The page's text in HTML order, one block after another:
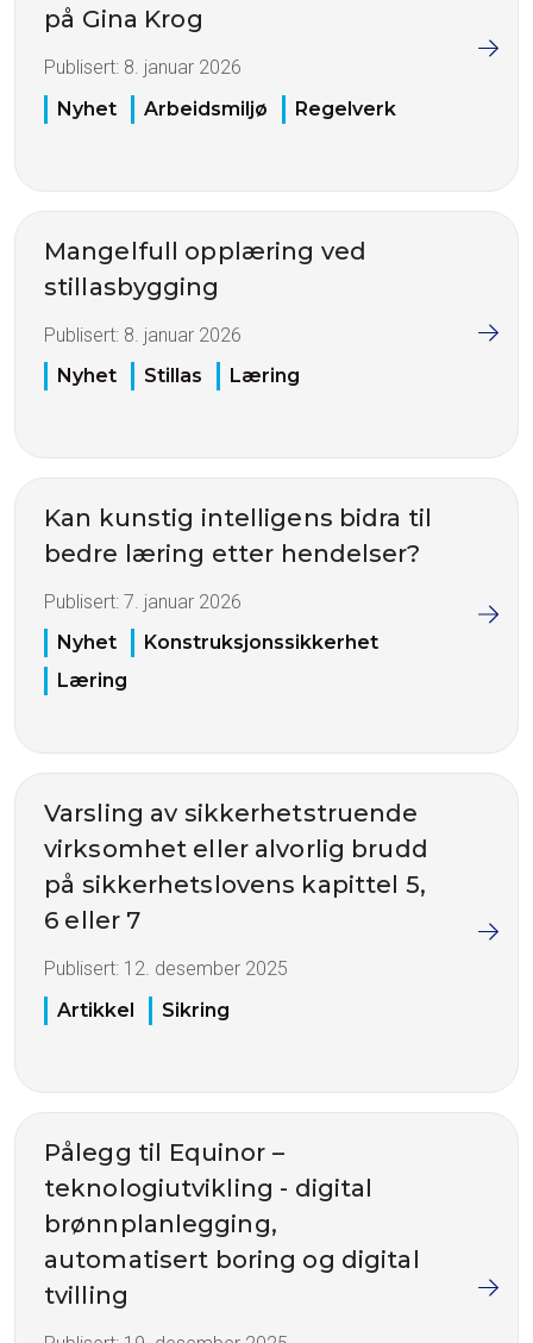
på Gina Krog
Publisert: 8. januar 2026
Nyhet
Arbeidsmiljø Regelverk
Mangelfull opplæring ved
stillasbygging
Publisert: 8. januar 2026
Nyhet
Stillas Læring
Kan kunstig intelligens bidra til
bedre læring etter hendelser?
Publisert: 7. januar 2026
Nyhet
Konstruksjonssikkerhet
Læring
Varsling av sikkerhetstruende
virksomhet eller alvorlig brudd
på sikkerhetslovens kapittel 5,
6 eller 7
Publisert: 12. desember 2025
Artikkel
Sikring
Pålegg til Equinor –
teknologiutvikling - digital
brønnplanlegging,
automatisert boring og digital
tvilling